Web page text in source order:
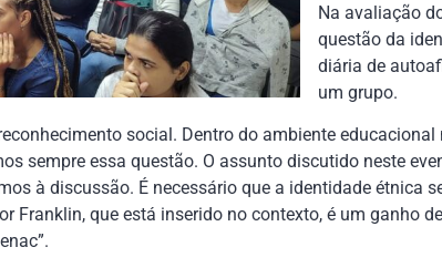
Na avaliação
questão da
diária de
um grupo.
social. Dentro do ambiente educacional
sempre essa questão. O assunto discutido neste
à discussão. É necessário que a identidade étnica
Franklin, que está inserido no contexto, é um ganho